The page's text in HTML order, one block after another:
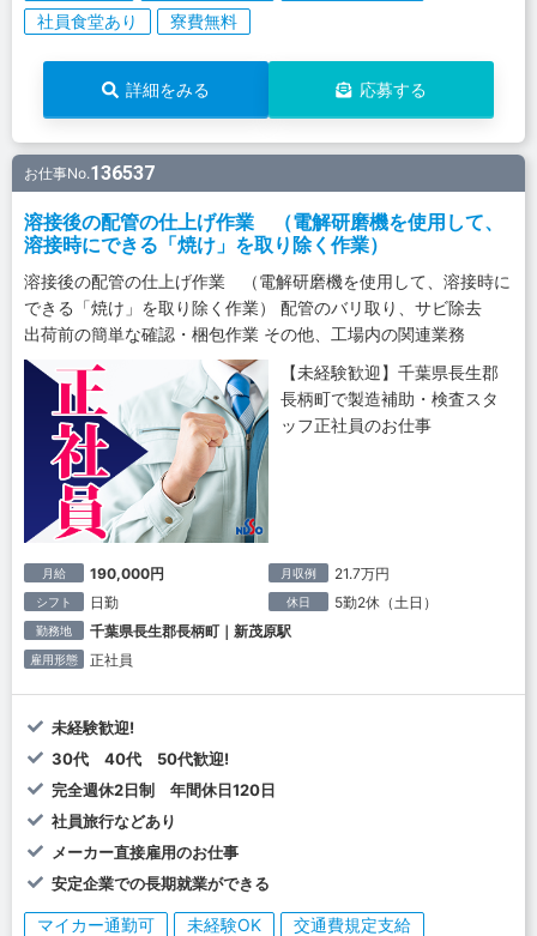
社員食堂あり
寮費無料
詳細をみる 応募する
お仕事No.136537
溶接後の配管の仕上げ作業 （電解研磨機を使用して、
溶接時にできる「焼け」を取り除く作業）
溶接後の配管の仕上げ作業 （電解研磨機を使用して、溶接時に
できる「焼け」を取り除く作業） 配管のバリ取り、サビ除去
出荷前の簡単な確認・梱包作業 その他、工場内の関連業務
【未経験歓迎】千葉県長生郡
長柄町で製造補助・検査スタ
ッフ正社員のお仕事
月給 190,000円 月収例 21.7万円
シフト 日勤 休日 5勤2休（土日）
勤務地 千葉県長生郡長柄町｜新茂原駅
雇用形態 正社員
未経験歓迎!
30代 40代 50代歓迎!
完全週休2日制 年間休日120日
社員旅行などあり
メーカー直接雇用のお仕事
安定企業での長期就業ができる
マイカー通勤可 未経験OK 交通費規定支給